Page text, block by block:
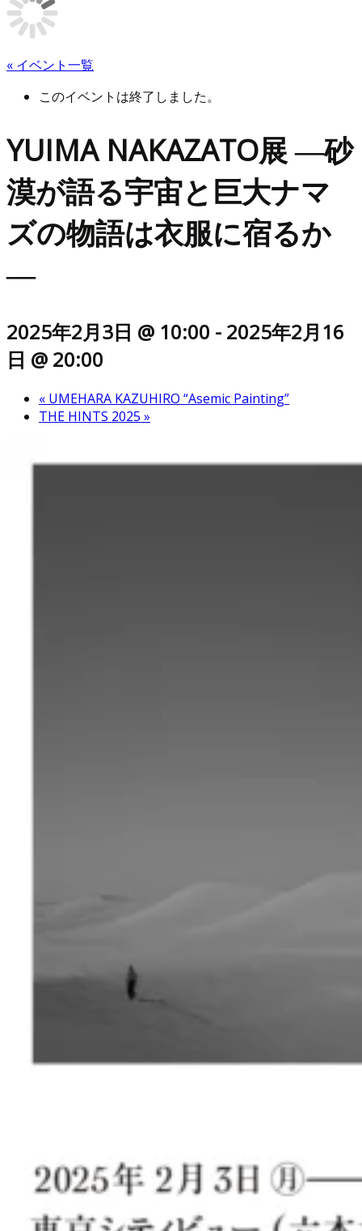
« イベント一覧
このイベントは終了しました。
YUIMA NAKAZATO展 ―砂
漠が語る宇宙と巨大ナマ
ズの物語は衣服に宿るか
―
2025年2月3日 @ 10:00 - 2025年2月16
日 @ 20:00
« UMEHARA KAZUHIRO “Asemic Painting”
THE HINTS 2025 »